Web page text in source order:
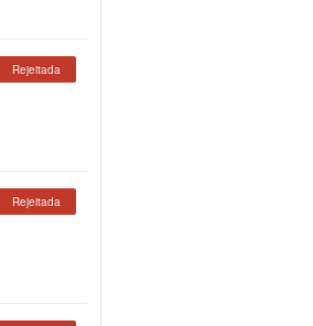
Rejeitada
Rejeitada